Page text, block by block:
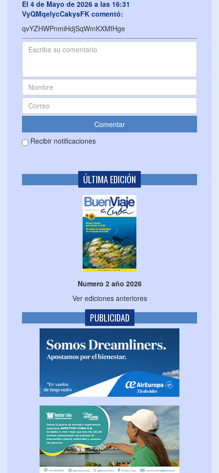
El 4 de Mayo de 2026 a las 16:31
VyQMqelycCakysFK comentó:
qvYZHWPnmiHdjSqWmKXMfHge
Recibir notificaciones
ÚLTIMA EDICIÓN
Numero 2 año 2026
Ver ediciones anteriores
PUBLICIDAD